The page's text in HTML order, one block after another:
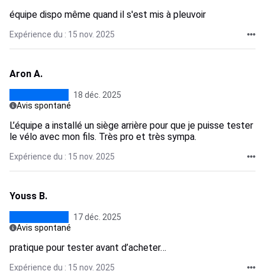
équipe dispo même quand il s'est mis à pleuvoir
Expérience du : 15 nov. 2025
Aron A.
18 déc. 2025
Avis spontané
L’équipe a installé un siège arrière pour que je puisse tester
le vélo avec mon fils. Très pro et très sympa.
Expérience du : 15 nov. 2025
Youss B.
17 déc. 2025
Avis spontané
pratique pour tester avant d’acheter…
Expérience du : 15 nov. 2025